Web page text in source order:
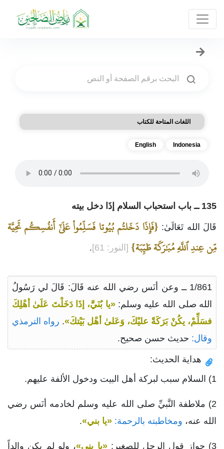
اللغات المتاحة للكتاب
Indonesia
English
135 ــ باب استحباب السلام إذَا دخل بيته
قَالَ الله تَعَالَىٰ: {فَإِذَا دَخَلتُم بُيُوتا فَسَلِّمُواْ عَلَىٰٓ أَنفُسِكُم تَحِيَّة
مِّن عِندِ ٱللَّهِ مُبَٰرَكَة طَيِّبَة} [النور: 61] .
1/861 ــ وعن أنَس رضي الله عنه قَالَ: قَالَ لي رَسُولُ
الله صلى الله عليه وسلم:«يا بُنَيَّ، إذَا دَخَلْتَ عَلَىٰ أهْلِكَ
فسَلِّمْ، يكُنْ بَرَكَةً عليْكَ، وَعَلىٰ أهْل بَيْتكَ». رواه الترمذي
وقال: حديث حسن صحيح.
هداية الحديث:
1) السلام سبب لبركة أهل البيت ودخول الألفة عليهم.
2) ملاطفة النَّبيِّ صلى الله عليه وسلم لخادمه أنَس رضي
الله عنه، ومخاطبته بالرحمة: «يا بني».
3) جواز قول الرجل للصغير: «يا بني»، ولو لم يكن والداً